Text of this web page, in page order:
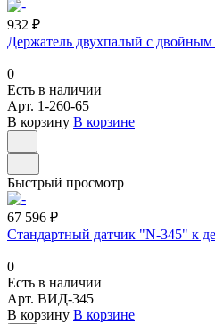
932 ₽
Держатель двухпалый с
0
Есть в наличии
Арт. 1-260-65
В корзину В корзине
Быстрый просмотр
67 596 ₽
Стандартный датчик "N-345" к
0
Есть в наличии
Арт. ВИД-345
В корзину В корзине